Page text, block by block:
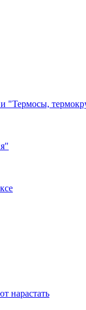
и "Термосы,
нарастать